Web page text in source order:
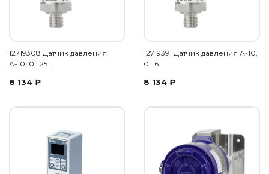
12719308 Датчик давления
А-10, 0...25…
8 134 ₽
12719391 Датчик давления А-10,
0...6…
8 134 ₽